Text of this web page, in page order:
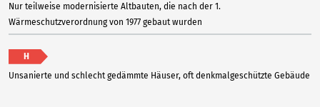
Nur teilweise modernisierte Altbauten, die nach der 1.
Wärmeschutzverordnung von 1977 gebaut wurden
H
Unsanierte und schlecht gedämmte Häuser, oft denkmalgeschützte Gebäude